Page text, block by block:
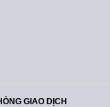
GIAO DỊCH